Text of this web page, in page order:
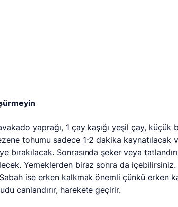
yaprağı, 1 çay kaşığı yeşil çay, küçük
tohumu sadece 1-2 dakika
bırakılacak. Sonrasında şeker veya
Yemeklerden biraz sonra da içebilirsiniz.
ise erken kalkmak önemli çünkü erken
canlandırır, harekete geçirir.